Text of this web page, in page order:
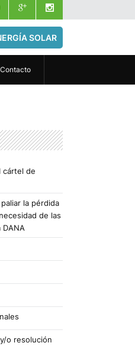
SOLAR
Contacto
cártel de
la pérdida
de las
o resolución